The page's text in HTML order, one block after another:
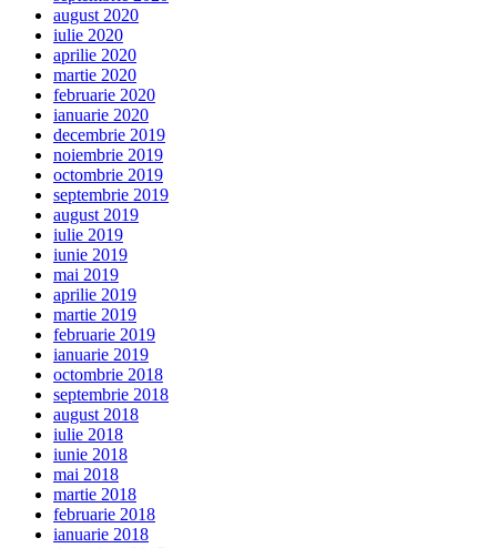
august 2020
iulie 2020
aprilie 2020
martie 2020
februarie 2020
ianuarie 2020
decembrie 2019
noiembrie 2019
octombrie 2019
septembrie 2019
august 2019
iulie 2019
iunie 2019
mai 2019
aprilie 2019
martie 2019
februarie 2019
ianuarie 2019
octombrie 2018
septembrie 2018
august 2018
iulie 2018
iunie 2018
mai 2018
martie 2018
februarie 2018
ianuarie 2018